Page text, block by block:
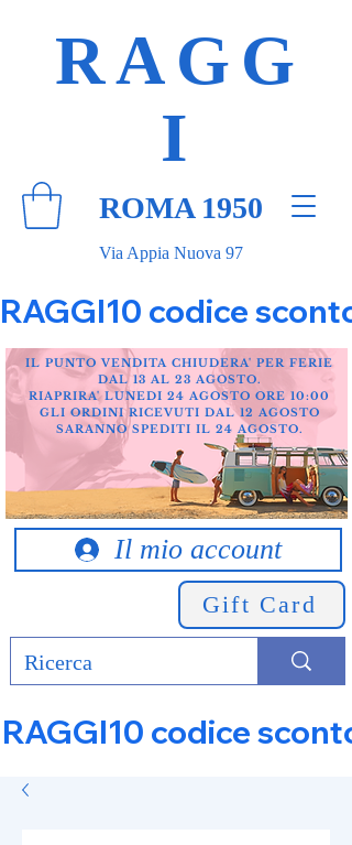
Via Appia Nuova 97
RAGG
I
ROMA 1950
RAGGI10 codice
Il mio account
Gift Card
IL PUNTO VENDITA CHIUDERA' PER FERIE
DAL 13 AL 23 AGOSTO.
RIAPRIRA' LUNEDI 24 AGOSTO ORE 10:00
GLI ORDINI RICEVUTI DAL 12 AGOSTO
SARANNO SPEDITI IL 24 AGOSTO.
RAGGI10 codice